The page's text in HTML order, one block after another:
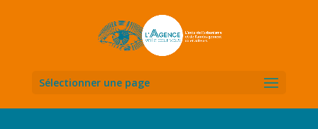
Sélectionner une page